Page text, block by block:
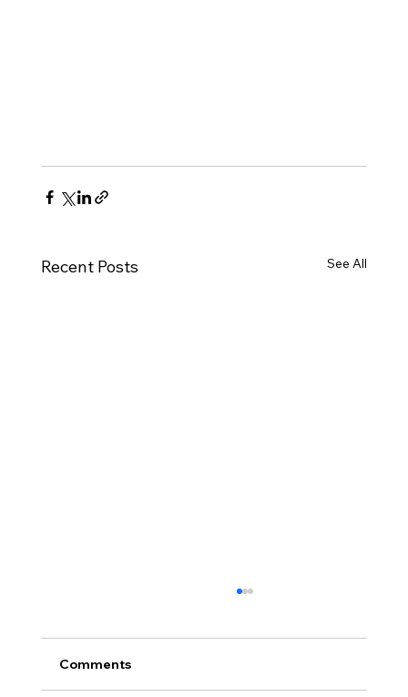
Recent Posts See All
Comments